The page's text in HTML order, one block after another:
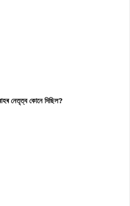
নেতৃত্ব কোনে দিছিল?